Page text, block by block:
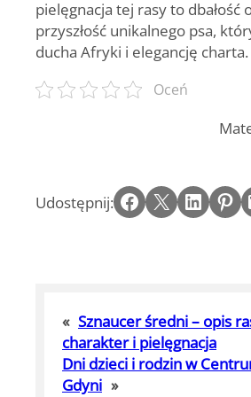
pielęgnacja tej rasy to dbałość
przyszłość unikalnego psa,
ducha Afryki i elegancję charta.
Oceń
Udostępnij: Share on Facebook Email this Page Share on LinkedIn Share on Pinterest
« Sznaucer średni – opis
charakter i pielęgnacja
Dni dzieci i rodzin w
Gdyni »